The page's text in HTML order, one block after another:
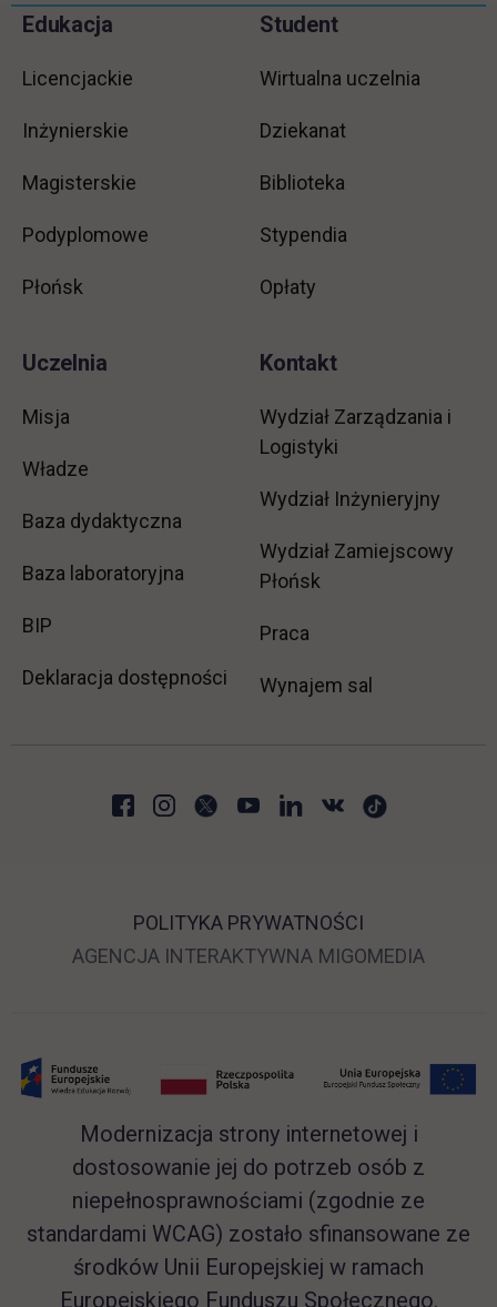
Pomiń
Informacje w stopce
Edukacja
Licencjackie
Inżynierskie
Magisterskie
Podyplomowe
Płońsk
Student
Wirtualna uczelnia
Dziekanat
Biblioteka
Stypendia
Opłaty
Uczelnia
Misja
Władze
Baza dydaktyczna
Baza laboratoryjna
BIP link otwiera się w nowej karcie
Deklaracja dostępności
Kontakt
Wydział Zarządzania i
Logistyki
Wydział Inżynieryjny
Wydział Zamiejscowy
Płońsk
Praca
Wynajem sal
POLITYKA PRYWATNOŚCI
AGENCJA INTERAKTYWNA LINK OTWIERA SIĘ
MIGOMEDIA
Modernizacja strony internetowej i
dostosowanie jej do potrzeb osób z
niepełnosprawnościami (zgodnie ze
standardami WCAG) zostało sfinansowane ze
środków Unii Europejskiej w ramach
Europejskiego Funduszu Społecznego.